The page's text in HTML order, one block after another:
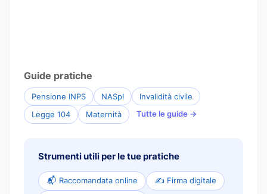
Guide pratiche
Pensione INPS NASpI
Invalidità civile
Legge 104
Maternità Tutte le guide →
Strumenti utili per le tue pratiche
📬 Raccomandata online ✍️ Firma digitale